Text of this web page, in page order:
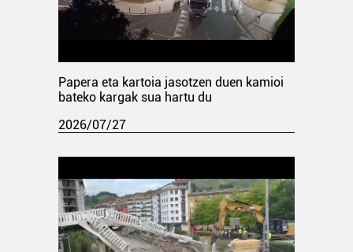
Papera eta kartoia jasotzen duen kamioi
bateko kargak sua hartu du
2026/07/27